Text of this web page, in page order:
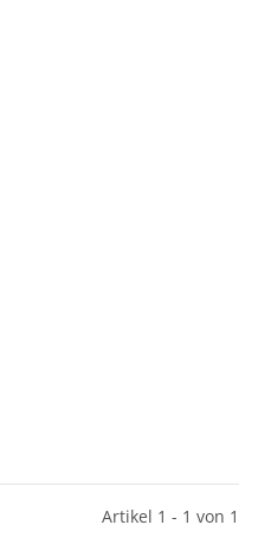
Artikel 1 - 1 von 1